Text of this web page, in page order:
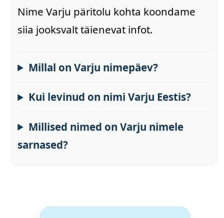
Nime Varju päritolu kohta koondame
siia jooksvalt täienevat infot.
Millal on Varju nimepäev?
Kui levinud on nimi Varju Eestis?
Millised nimed on Varju nimele
sarnased?